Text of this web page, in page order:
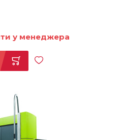
у менеджера